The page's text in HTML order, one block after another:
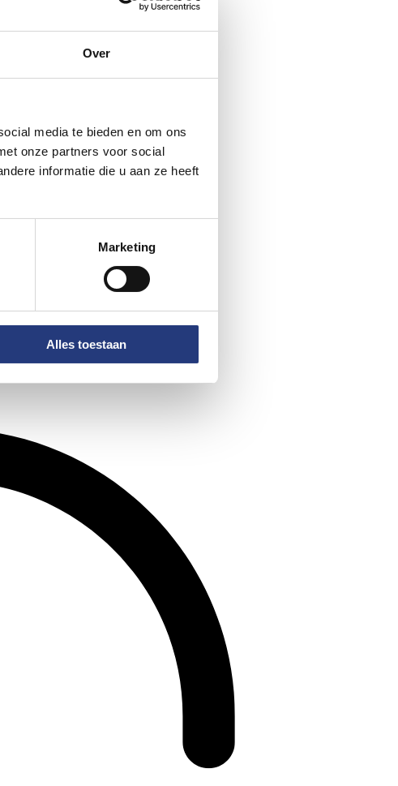
Over
media te bieden en om ons
onze partners voor social
informatie die u aan ze heeft
Marketing
Alles toestaan